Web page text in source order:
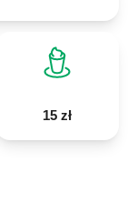
15 zł